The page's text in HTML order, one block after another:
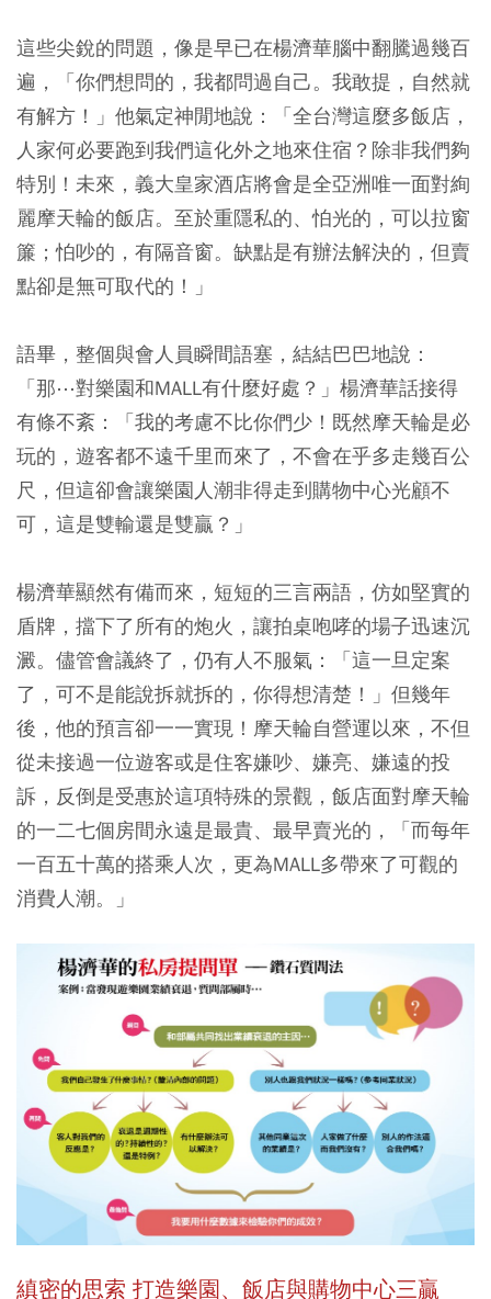
這些尖銳的問題，像是早已在楊濟華腦中翻騰過幾百
遍，「你們想問的，我都問過自己。我敢提，自然就
有解方！」他氣定神閒地說：「全台灣這麼多飯店，
人家何必要跑到我們這化外之地來住宿？除非我們夠
特別！未來，義大皇家酒店將會是全亞洲唯一面對絢
麗摩天輪的飯店。至於重隱私的、怕光的，可以拉窗
簾；怕吵的，有隔音窗。缺點是有辦法解決的，但賣
點卻是無可取代的！」
語畢，整個與會人員瞬間語塞，結結巴巴地說：
「那⋯對樂園和MALL有什麼好處？」楊濟華話接得
有條不紊：「我的考慮不比你們少！既然摩天輪是必
玩的，遊客都不遠千里而來了，不會在乎多走幾百公
尺，但這卻會讓樂園人潮非得走到購物中心光顧不
可，這是雙輸還是雙贏？」
楊濟華顯然有備而來，短短的三言兩語，仿如堅實的
盾牌，擋下了所有的炮火，讓拍桌咆哮的場子迅速沉
澱。儘管會議終了，仍有人不服氣：「這一旦定案
了，可不是能說拆就拆的，你得想清楚！」但幾年
後，他的預言卻一一實現！摩天輪自營運以來，不但
從未接過一位遊客或是住客嫌吵、嫌亮、嫌遠的投
訴，反倒是受惠於這項特殊的景觀，飯店面對摩天輪
的一二七個房間永遠是最貴、最早賣光的，「而每年
一百五十萬的搭乘人次，更為MALL多帶來了可觀的
消費人潮。」
縝密的思索 打造樂園、飯店與購物中心三贏